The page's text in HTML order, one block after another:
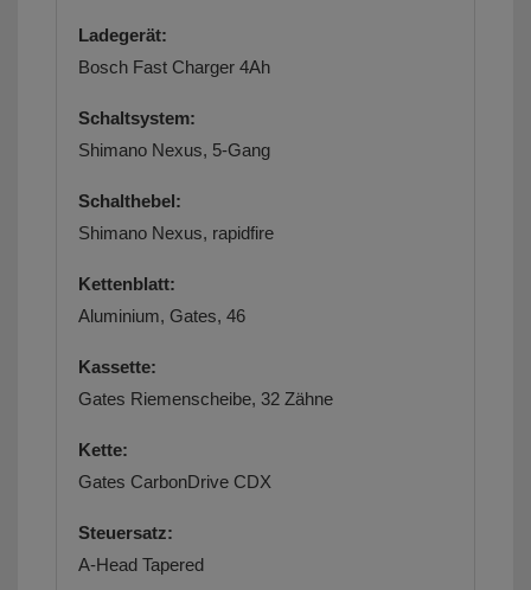
Ladegerät:
Bosch Fast Charger 4Ah
Schaltsystem:
Shimano Nexus, 5-Gang
Schalthebel:
Shimano Nexus, rapidfire
Kettenblatt:
Aluminium, Gates, 46
Kassette:
Gates Riemenscheibe, 32 Zähne
Kette:
Gates CarbonDrive CDX
Steuersatz:
A-Head Tapered